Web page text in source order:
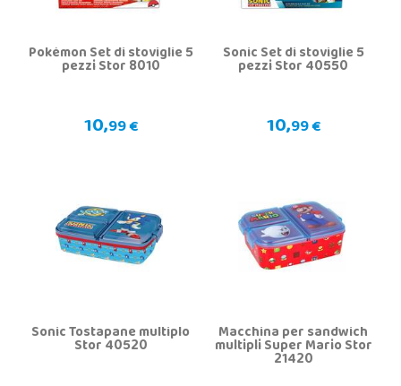
Pokémon Set di stoviglie 5
pezzi Stor 8010
10,99 €
Sonic Set di stoviglie 5
pezzi Stor 40550
10,99 €
Sonic Tostapane multiplo
Stor 40520 Macchina per sandwich
multipli Super Mario Stor
21420